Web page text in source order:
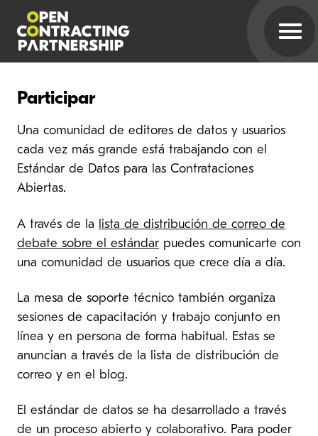
Participar
Una comunidad de editores de datos y usuarios
cada vez más grande está trabajando con el
Estándar de Datos para las Contrataciones
Abiertas.
A través de la
lista de distribución de correo de
debate sobre el estándar puedes comunicarte con
una comunidad de usuarios que crece día a día.
La mesa de soporte técnico también organiza
sesiones de capacitación y trabajo conjunto en
línea y en persona de forma habitual. Estas se
anuncian a través de la lista de distribución de
correo y en el blog.
El estándar de datos se ha desarrollado a través
de un proceso abierto y colaborativo. Para poder